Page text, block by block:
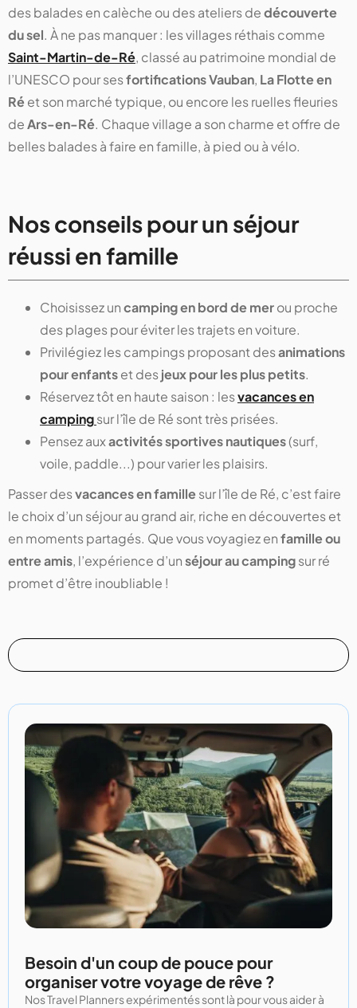
des balades en calèche ou des ateliers dedécouverte
du sel. À ne pas manquer : les villages réthais comme
Saint-Martin-de-Ré, classé au patrimoine mondial de
l’UNESCO pour sesfortifications Vauban, La Flotte en
Réet son marché typique, ou encore les ruelles fleuries
deArs-en-Ré. Chaque village a son charme et offre de
belles balades à faire en famille, à pied ou à vélo.
Nos conseils pour un séjour
réussi en famille
Choisissez uncamping en bord de merou proche
des plages pour éviter les trajets en voiture.
Privilégiez les campings proposant desanimations
pour enfantset desjeux pour les plus petits.
Réservez tôt en haute saison : lesvacances en
campingsur l’île de Ré sont très prisées.
Pensez auxactivités sportives nautiques(surf,
voile, paddle...) pour varier les plaisirs.
Passer desvacances en famillesur l’île de Ré, c’est faire
le choix d’un séjour au grand air, riche en découvertes et
en moments partagés. Que vous voyagiez enfamille ou
entre amis, l’expérience d’unséjour au campingsur ré
promet d’être inoubliable !
Besoin d'un coup de pouce pour
organiser votre voyage de rêve ?
Nos Travel Planners expérimentés sont là pour vous aider à